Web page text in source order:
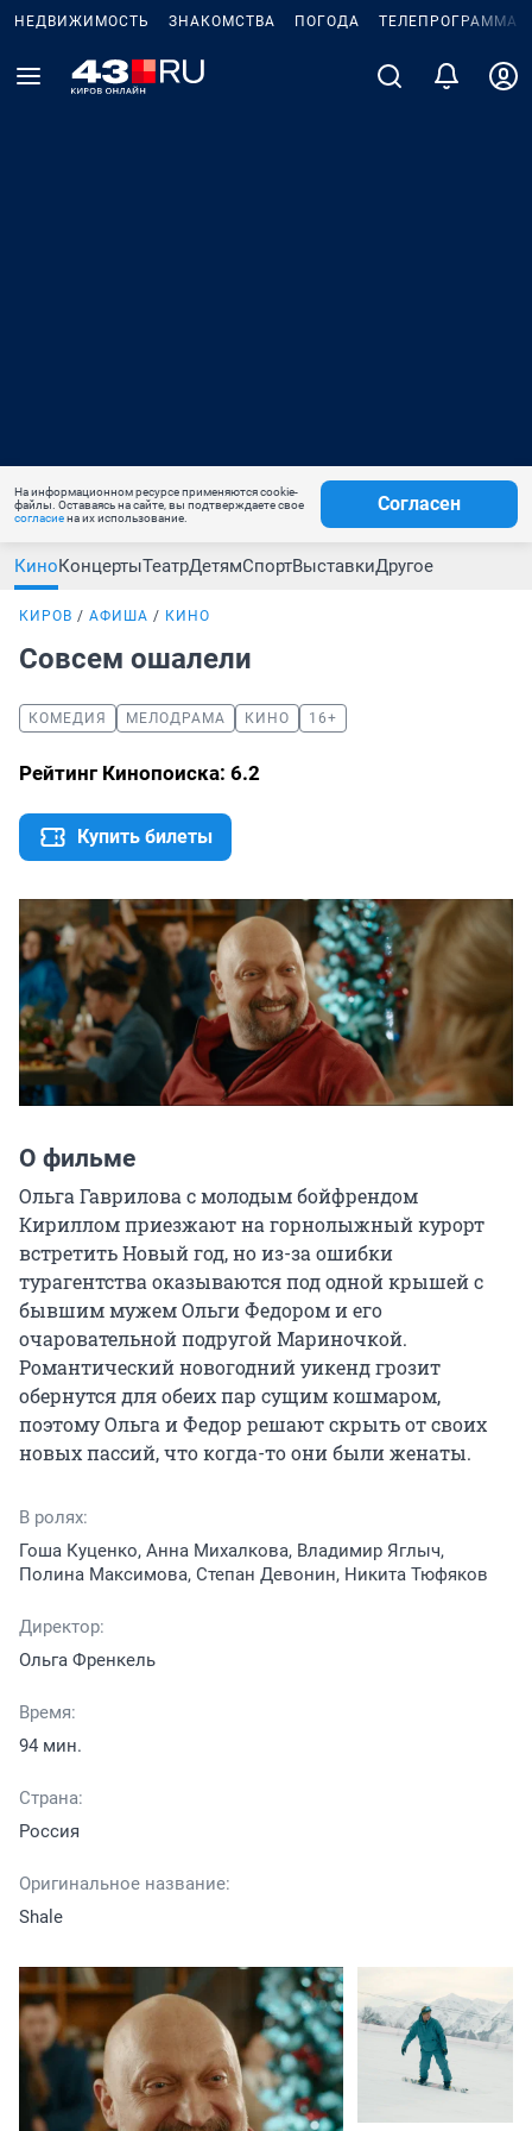
НЕДВИЖИМОСТЬ ЗНАКОМСТВА ПОГОДА ТЕЛЕПРОГРАММА
На информационном ресурсе применяются cookie-
файлы. Оставаясь на сайте, вы подтверждаете свое
согласиена их использование.
Согласен
КиноКонцертыТеатрДетямСпортВыставкиДругое
КИРОВ АФИША КИНО
Совсем ошалели
КОМЕДИЯ МЕЛОДРАМА КИНО 16+
Рейтинг Кинопоиска: 6.2
Купить билеты
О фильме
Ольга Гаврилова с молодым бойфрендом
Кириллом приезжают на горнолыжный курорт
встретить Новый год, но из-за ошибки
турагентства оказываются под одной крышей с
бывшим мужем Ольги Федором и его
очаровательной подругой Мариночкой.
Романтический новогодний уикенд грозит
обернутся для обеих пар сущим кошмаром,
поэтому Ольга и Федор решают скрыть от своих
новых пассий, что когда-то они были женаты.
В ролях:
Гоша Куценко, Анна Михалкова, Владимир Яглыч,
Полина Максимова, Степан Девонин, Никита Тюфяков
Директор:
Ольга Френкель
Время:
94 мин.
Страна:
Россия
Оригинальное название:
Shale